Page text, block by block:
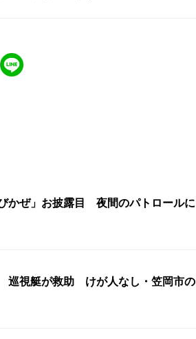
かぜ」お披露目 夜間のパトロールに
巡視艇が救助 けが人なし・笠岡市の